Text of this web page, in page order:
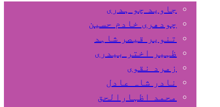
جاوید چو ہدری
چودھری خادم حسین
تنویر قیصر شاہد
ظہیر اختر بیدری
زمرد نقوی
نادر شاہ عادل
محمد اظہارالحق